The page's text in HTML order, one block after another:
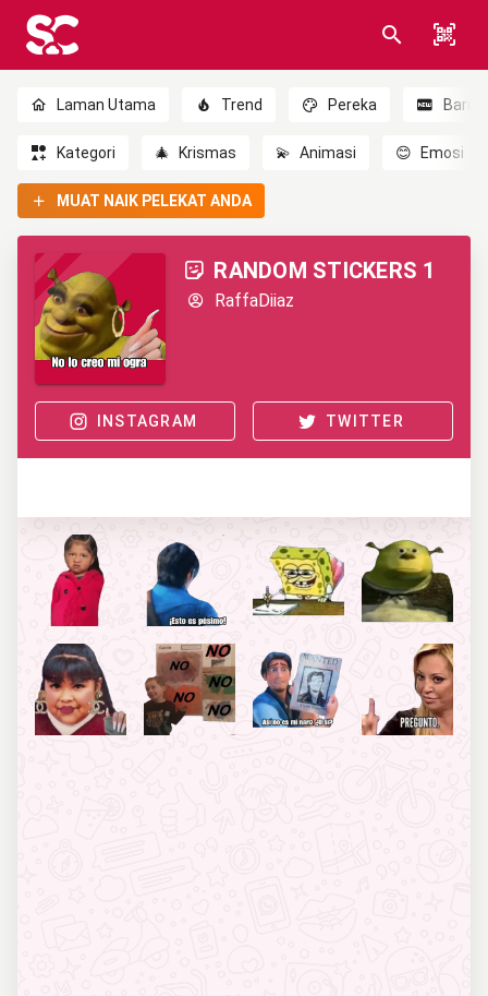
Laman Utama Trend Pereka Baru
Kategori 🎄 Krismas 💫 Animasi 😊 Emosi
MUAT NAIK PELEKAT ANDA
RANDOM STICKERS 1
RaffaDiiaz
INSTAGRAM TWITTER